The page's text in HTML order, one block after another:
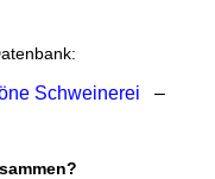
Schweinerei –